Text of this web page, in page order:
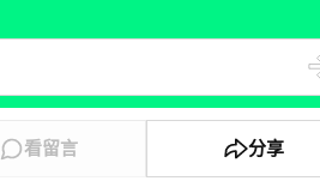
看留言 分享